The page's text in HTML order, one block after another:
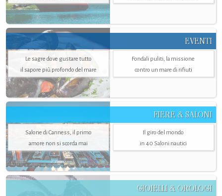
EVENTI
Le sagre dove gustare tutto
il sapore più profondo del mare
Fondali puliti, la missione
contro un mare di rifiuti
FIERE & SALONI
Salone di Canness, il primo
amore non si scorda mai
Il giro del mondo
in 40 Saloni nautici
GIOIELLI & OROLOGI